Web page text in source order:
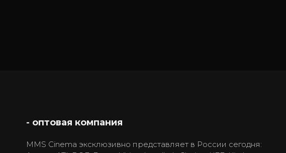
- оптовая компания
MMS Cinema эксклюзивно представляет в России сегодня: